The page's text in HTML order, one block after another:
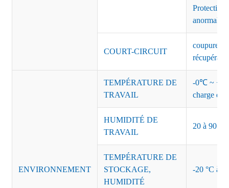
Protection
anormales
COURT-CIRCUIT
coupure
ENVIRONNEMENT
TEMPÉRATURE DE
TRAVAIL
-0℃ ~
charge de
HUMIDITÉ DE
TRAVAIL
20 à 90 %
TEMPÉRATURE DE
STOCKAGE,
HUMIDITÉ
-20 °C à